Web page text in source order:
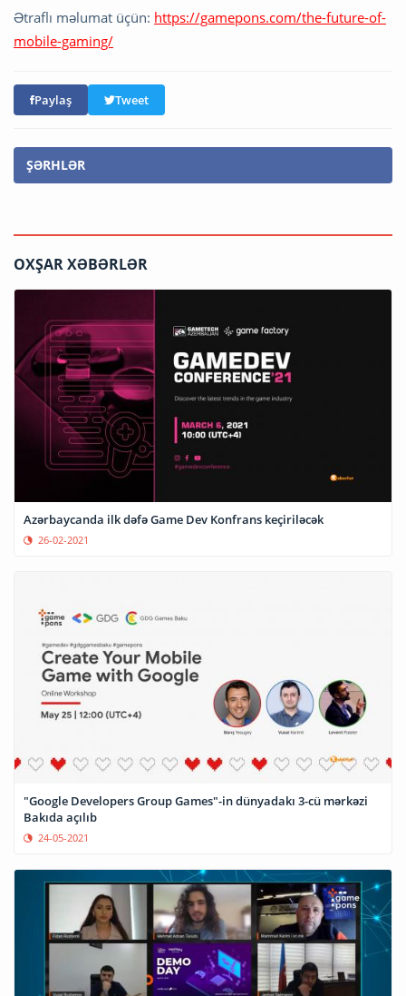
Ətraflı məlumat üçün: https://gamepons.com/the-future-of-
mobile-gaming/
Paylaş Tweet
ŞƏRHLƏR
OXŞAR XƏBƏRLƏR
Azərbaycanda ilk dəfə Game Dev Konfrans keçiriləcək
26-02-2021
"Google Developers Group Games"-in dünyadakı 3-cü mərkəzi
Bakıda açılıb
24-05-2021